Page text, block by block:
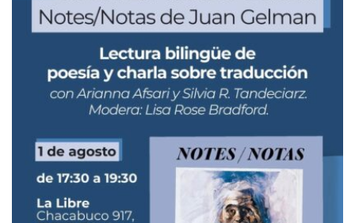
Se presenta el libro Uruguay 1965: primer
reconocimiento del genocidio armenio
31 JULIO, 2026
Será el jueves 6 de agosto a las 18:30 hs. en la sede de la Fundación
Luisa Hairabedian (Av. Roque Saenz Peña 570). Se ...